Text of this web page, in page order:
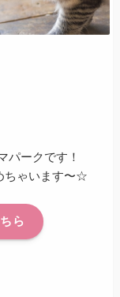
パークです！
ちゃいます〜☆
ら